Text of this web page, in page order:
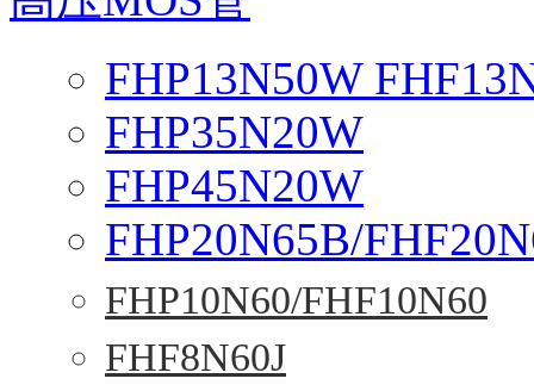
FHP13N50W
FHP35N20W
FHP45N20W
FHP20N65B/
FHP10N60/FHF10N60
FHF8N60J